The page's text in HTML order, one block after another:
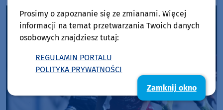
Prosimy o zapoznanie się ze zmianami. Więcej
informacji na temat przetwarzania Twoich danych
osobowych znajdziesz tutaj:
REGULAMIN PORTALU
POLITYKA PRYWATNOŚCI
Zamknij okno